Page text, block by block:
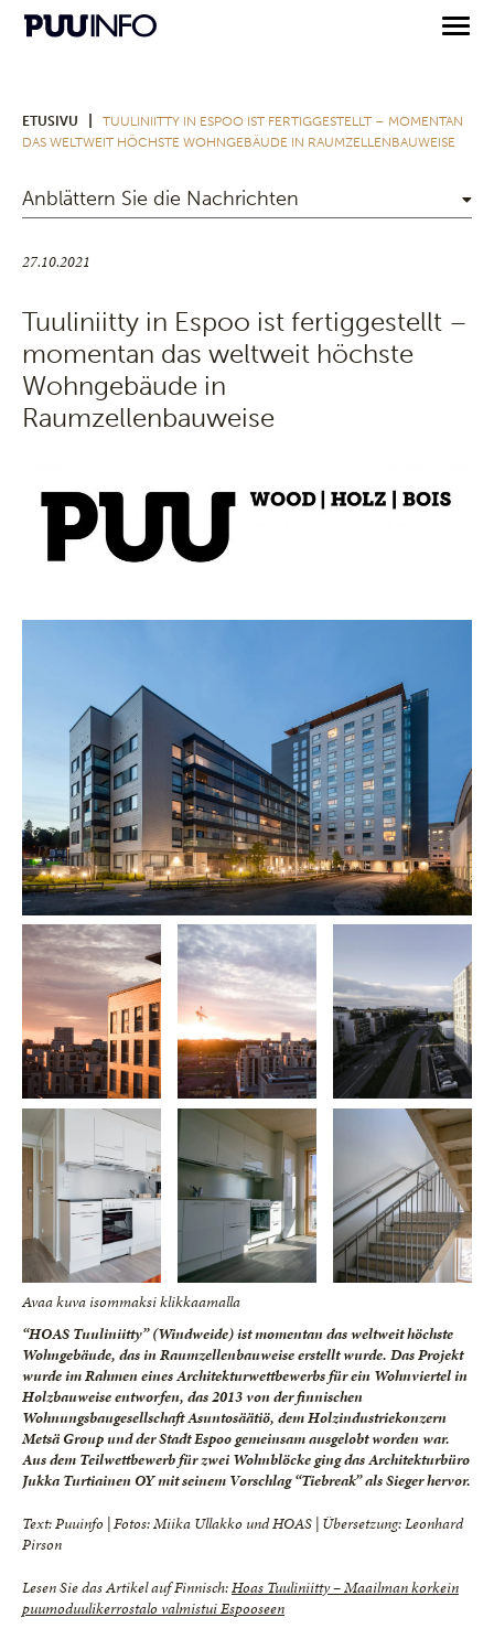
ETUSIVU
TUULINIITTY IN ESPOO IST FERTIGGESTELLT – MOMENTAN
DAS WELTWEIT HÖCHSTE WOHNGEBÄUDE IN RAUMZELLENBAUWEISE
Anblättern Sie die Nachrichten
27.10.2021
Tuuliniitty in Espoo ist fertiggestellt –
momentan das weltweit höchste
Wohngebäude in
Raumzellenbauweise
Avaa kuva isommaksi klikkaamalla
“HOAS Tuuliniitty” (Windweide) ist momentan das weltweit höchste
Wohngebäude, das in Raumzellenbauweise erstellt wurde. Das Projekt
wurde im Rahmen eines Architekturwettbewerbs für ein Wohnviertel in
Holzbauweise entworfen, das 2013 von der finnischen
Wohnungsbaugesellschaft Asuntosäätiö, dem Holzindustriekonzern
Metsä Group und der Stadt Espoo gemeinsam ausgelobt worden war.
Aus dem Teilwettbewerb für zwei Wohnblöcke ging das Architekturbüro
Jukka Turtiainen OY mit seinem Vorschlag “Tiebreak” als Sieger hervor.
Text: Puuinfo | Fotos: Miika Ullakko und HOAS | Übersetzung: Leonhard
Pirson
Lesen Sie das Artikel auf Finnisch:Hoas Tuuliniitty–Maailman korkein
puumoduulikerrostalo valmistui Espooseen